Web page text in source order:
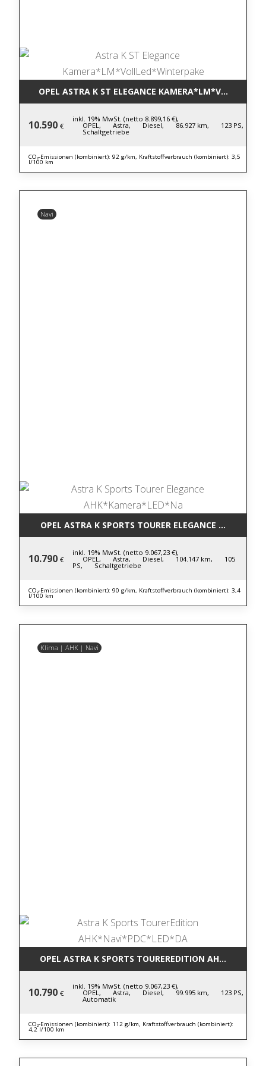
OPEL ASTRA K ST ELEGANCE
10.590 €
inkl. 19% MwSt. (netto 8.899,16 €),
OPEL, Astra, Diesel, 86.927 km, 123 PS,
Schaltgetriebe
CO₂-Emissionen (kombiniert): 92 g/km, Kraftstoffverbrauch (kombiniert): 3,5
l/100 km
Navi
OPEL ASTRA K SPORTS TOURER ELEGANCE
10.790 €
inkl. 19% MwSt. (netto 9.067,23 €),
OPEL, Astra, Diesel, 104.147 km, 105
PS, Schaltgetriebe
CO₂-Emissionen (kombiniert): 90 g/km, Kraftstoffverbrauch (kombiniert): 3,4
l/100 km
Klima | AHK | Navi
OPEL ASTRA K SPORTS TOUREREDITION
10.790 €
inkl. 19% MwSt. (netto 9.067,23 €),
OPEL, Astra, Diesel, 99.995 km, 123 PS,
Automatik
CO₂-Emissionen (kombiniert): 112 g/km, Kraftstoffverbrauch (kombiniert):
4,2 l/100 km